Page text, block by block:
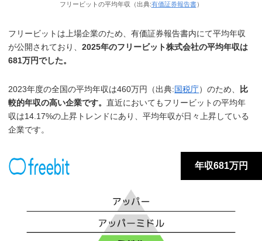
フリービットの平均年収（出典:有価証券報告書）
フリービットは上場企業のため、有価証券報告書内にて平均年収
が公開されており、2025年のフリービット株式会社の平均年収は
681万円でした。
2023年度の全国の平均年収は460万円（出典:国税庁）のため、
比
較的年収の高い企業です。直近においてもフリービットの平均年
収は14.17%の上昇トレンドにあり、平均年収が日々上昇している
企業です。
年収681万円